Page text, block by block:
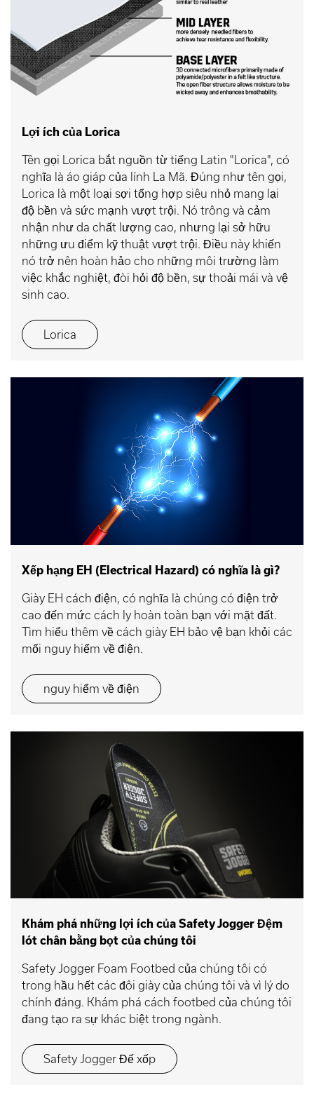
Lợi ích của Lorica
Tên gọi Lorica bắt nguồn từ tiếng Latin "Lorica", có
nghĩa là áo giáp của lính La Mã. Đúng như tên gọi,
Lorica là một loại sợi tổng hợp siêu nhỏ mang lại
độ bền và sức mạnh vượt trội. Nó trông và cảm
nhận như da chất lượng cao, nhưng lại sở hữu
những ưu điểm kỹ thuật vượt trội. Điều này khiến
nó trở nên hoàn hảo cho những môi trường làm
việc khắc nghiệt, đòi hỏi độ bền, sự thoải mái và vệ
sinh cao.
Lorica
Xếp hạng EH (Electrical Hazard) có nghĩa là gì?
Giày EH cách điện, có nghĩa là chúng có điện trở
cao đến mức cách ly hoàn toàn bạn với mặt đất.
Tìm hiểu thêm về cách giày EH bảo vệ bạn khỏi các
mối nguy hiểm về điện.
nguy hiểm về điện
Khám phá những lợi ích của Safety Jogger Đệm
lót chân bằng bọt của chúng tôi
Safety Jogger Foam Footbed của chúng tôi có
trong hầu hết các đôi giày của chúng tôi và vì lý do
chính đáng. Khám phá cách footbed của chúng tôi
đang tạo ra sự khác biệt trong ngành.
Safety Jogger Đế xốp